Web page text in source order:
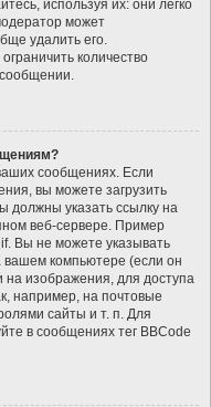
используя их: они легко
может
удалить его.
количество
сообщениях. Если
вы можете загрузить
должны указать ссылку на
веб-сервере. Пример
Вы не можете указывать
компьютере (если он
изображения, для доступа
например, на почтовые
сайты и т. п. Для
в сообщениях тег BBCode